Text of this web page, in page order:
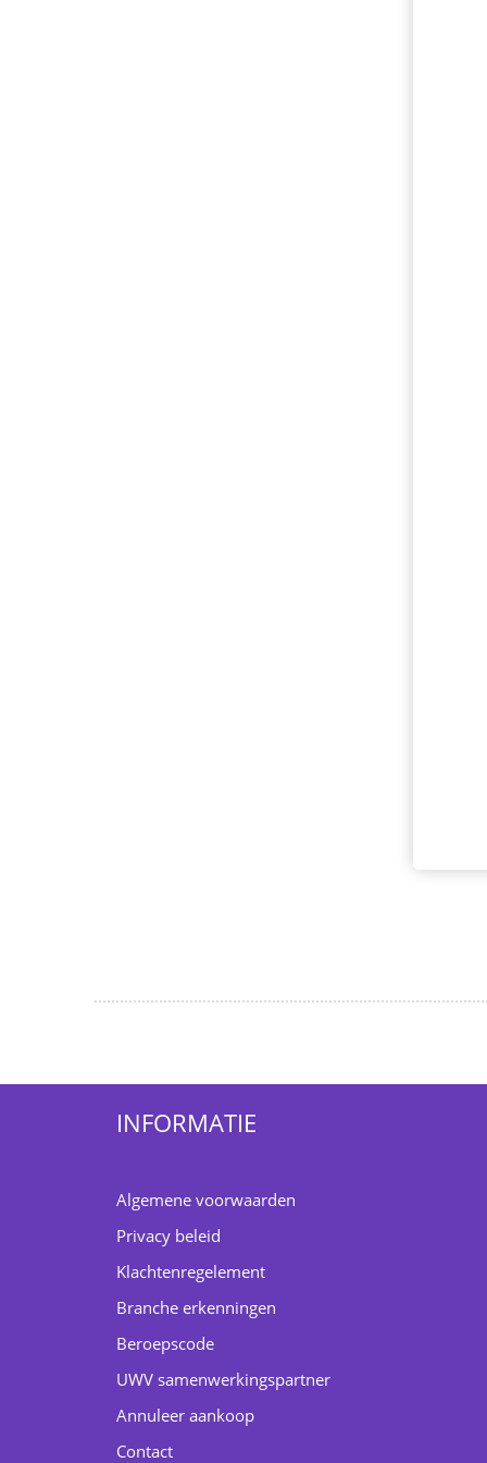
INFORMATIE
Algemene voorwaarden
Privacy beleid
Klachtenregelement
Branche erkenningen
Beroepscode
UWV samenwerkingspartner
Annuleer aankoop
Contact